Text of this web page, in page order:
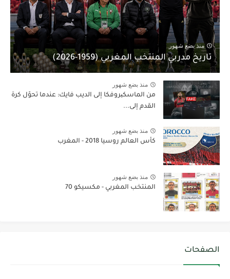
منذ بضع شهور
تاريخ مدربي المنتخب المغربي (1959-2026)
منذ بضع شهور
من الماسكیروفكا إلى الديب فايك: عندما تحوّل كرة
القدم إلى...
منذ بضع شهور
كأس العالم روسيا 2018 - المغرب
منذ بضع شهور
المنتخب المغربي - مكسيكو 70
الصفحات